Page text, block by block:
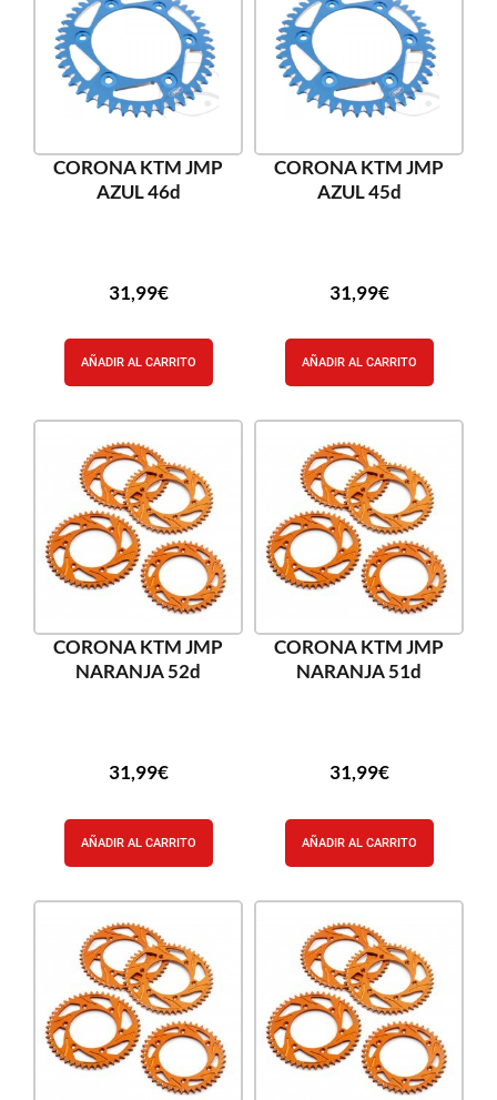
CORONA KTM JMP
AZUL 46d
31,99€
AÑADIR AL CARRITO
CORONA KTM JMP
AZUL 45d
31,99€
AÑADIR AL CARRITO
CORONA KTM JMP
NARANJA 52d
31,99€
AÑADIR AL CARRITO
CORONA KTM JMP
NARANJA 51d
31,99€
AÑADIR AL CARRITO